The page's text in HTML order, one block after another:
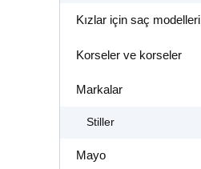
Kızlar için saç modelleri
Korseler ve korseler
Markalar
Stiller
Mayo